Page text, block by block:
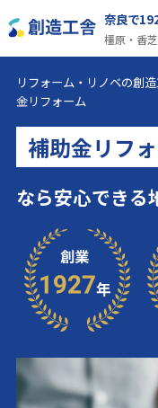
奈良で
橿原・香
リフォーム・リノベの創
金リフォーム
補助金リフ
なら安心できる